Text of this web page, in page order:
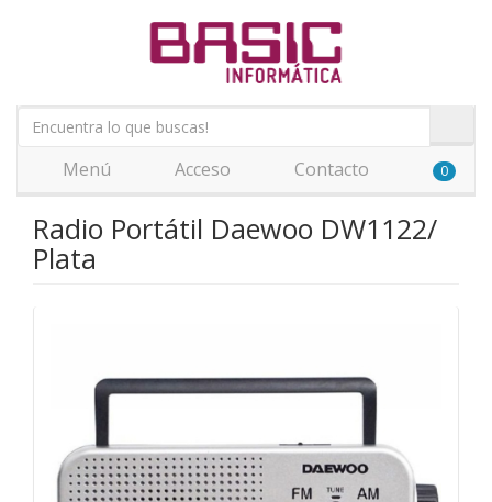
Menú Acceso Contacto 0
Radio Portátil Daewoo DW1122/
Plata